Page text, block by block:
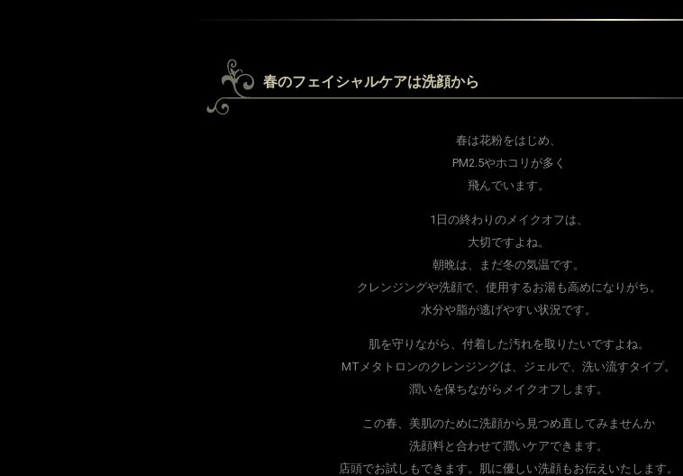
春のフェイシャルケアは洗顔から
春は花粉をはじめ、
PM2.5やホコリが多く
飛んでいます。
1日の終わりのメイクオフは、
大切ですよね。
朝晩は、まだ冬の気温です。
クレンジングや洗顔で、使用するお湯も高めになりがち。
水分や脂が逃げやすい状況です。
肌を守りながら、付着した汚れを取りたいですよね。
MTメタトロンのクレンジングは、ジェルで、洗い流すタイプ。
潤いを保ちながらメイクオフします。
この春、美肌のために洗顔から見つめ直してみませんか
洗顔料と合わせて潤いケアできます。
店頭でお試しもできます。肌に優しい洗顔もお伝えいたします。